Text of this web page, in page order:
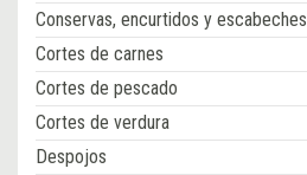
Conservas, encurtidos y escabeches
Cortes de carnes
Cortes de pescado
Cortes de verdura
Despojos